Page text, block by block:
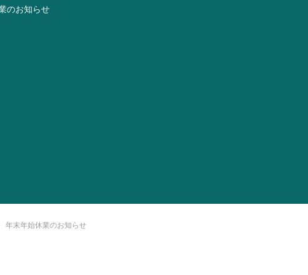
のお知らせ
年末年始休業のお知らせ